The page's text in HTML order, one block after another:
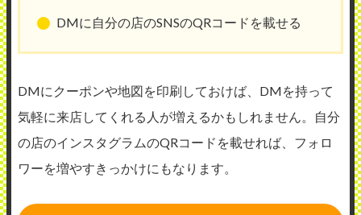
DMに自分の店のSNSのQRコードを載せる
DMにクーポンや地図を印刷しておけば、DMを持って
気軽に来店してくれる人が増えるかもしれません。自分
の店のインスタグラムのQRコードを載せれば、フォロ
ワーを増やすきっかけにもなります。